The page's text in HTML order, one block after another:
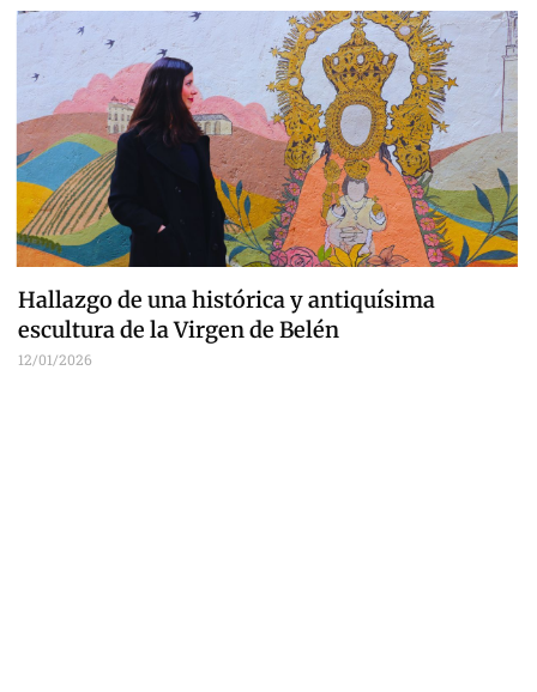
Hallazgo de una histórica y antiquísima
escultura de la Virgen de Belén
12/01/2026